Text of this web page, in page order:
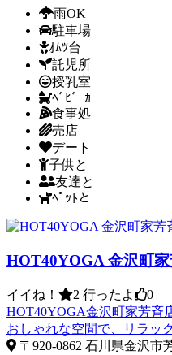
雨OK
駐車場
ｵﾑﾂ台
託児所
授乳室
ﾍﾞﾋﾞｰｶｰ
食事処
売店
デート
子供と
友達と
ﾍﾟｯﾄと
HOT40YOGA 金沢町
イイね！ 2 行ったよ
0
HOT40YOGA金沢町家芳斉
おしゃれな空間で、リラッ
〒920-0862 石川県金沢市